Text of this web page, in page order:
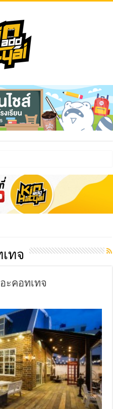
ทจ
ะคอทเทจ